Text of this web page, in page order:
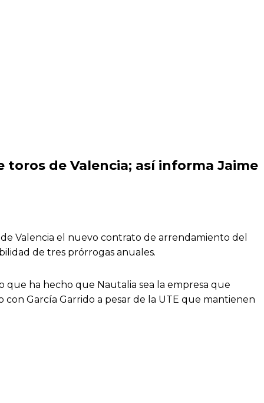
toros de Valencia; así informa Jaime
Valencia el nuevo contrato de arrendamiento del
de tres prórrogas anuales.
que ha hecho que Nautalia sea la empresa que
con García Garrido a pesar de la UTE que mantienen